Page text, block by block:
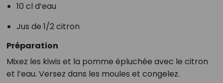
10 cl d’eau
Jus de 1/2 citron
Préparation
Mixez les kiwis et la pomme épluchée avec le citron
et l’eau. Versez dans les moules et congelez.